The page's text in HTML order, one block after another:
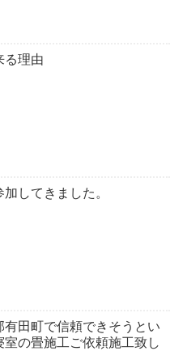
る理由
してきました。
有田町で信頼できそうとい
室の畳施工ご依頼施工致し